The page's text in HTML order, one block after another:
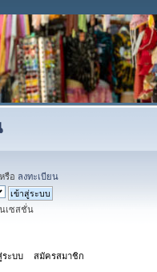
หรือ ลงทะเบียน
นเซสชั่น
ระบบ สมัครสมาชิก